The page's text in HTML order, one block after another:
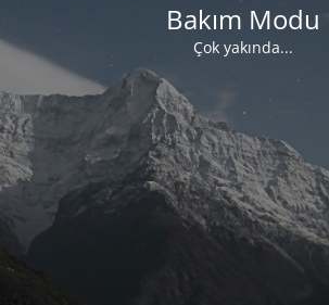
Bakım Modu
Çok yakında...